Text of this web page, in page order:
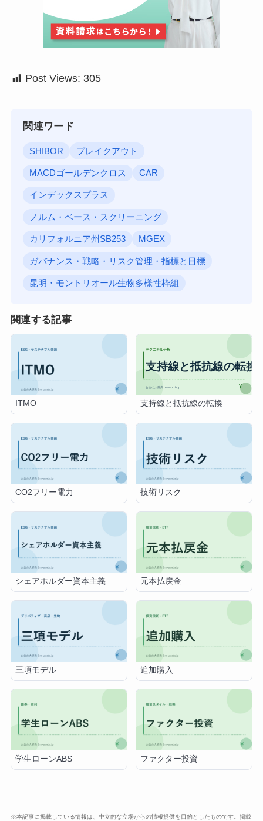
Post Views: 305
関連ワード
SHIBOR ブレイクアウト
MACDゴールデンクロス CAR
インデックスプラス
ノルム・ベース・スクリーニング
カリフォルニア州SB253 MGEX
ガバナンス・戦略・リスク管理・指標と目標
昆明・モントリオール生物多様性枠組
関連する記事
ITMO 支持線と抵抗線の転換
CO2フリー電力 技術リスク
シェアホルダー資本主義 元本払戻金
三項モデル 追加購入
学生ローンABS ファクター投資
※本記事に掲載している情報は、中立的な立場からの情報提供を目的としたものです。掲載